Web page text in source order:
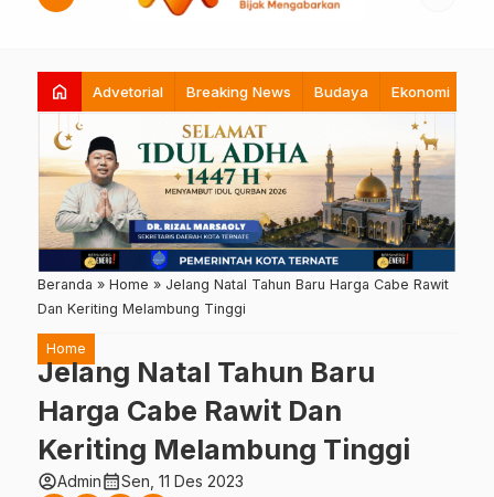
home Advetorial Breaking News Budaya Ekonomi
Beranda » Home » Jelang Natal Tahun Baru Harga Cabe Rawit
Dan Keriting Melambung Tinggi
Home
Jelang Natal Tahun Baru
Harga Cabe Rawit Dan
Keriting Melambung Tinggi
account_circleAdmincalendar_monthSen, 11 Des 2023